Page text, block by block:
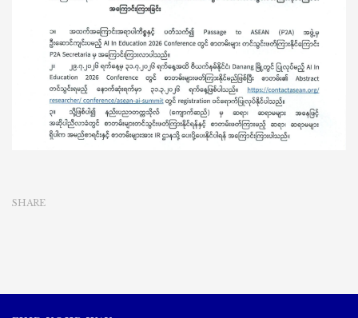
Conference
စာတမ်း
တင်
သွင်း
ဖတ်
ကြား
နိုင်
ကြောင်း
SHARE